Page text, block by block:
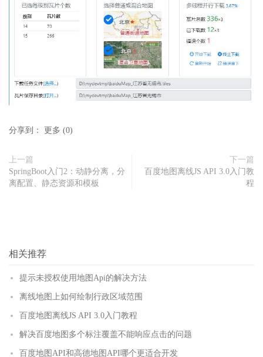
分享到： 更多 (0)
上一篇
SpringBoot入门2：动静分离，分
离配置、静态资源和模板
下一篇
百度地图离线JS API 3.0入门教
程
相关推荐
提示未授权使用地图Api的解决方法
离线地图上如何绘制行政区域范围
百度地图离线JS API 3.0入门教程
解决百度地图多个标注覆盖不能响应点击的问题
百度地图API和高德地图API哪个更适合开发